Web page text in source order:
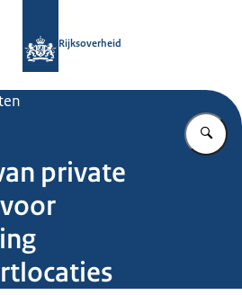
Rijksoverheid
private